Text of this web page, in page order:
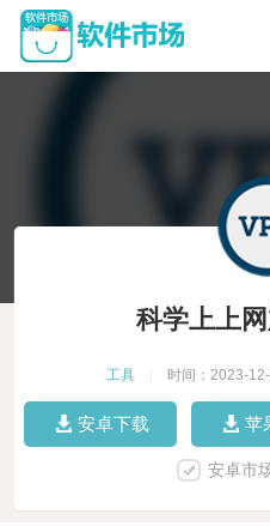
科学上上
工具 时间：2023-
安卓下载 苹
安卓市